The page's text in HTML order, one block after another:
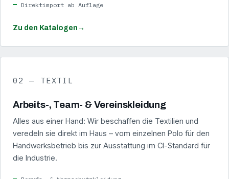
Direktimport ab Auflage
Zu den Katalogen →
02 — TEXTIL
Arbeits-, Team- & Vereinskleidung
Alles aus einer Hand: Wir beschaffen die Textilien und
veredeln sie direkt im Haus – vom einzelnen Polo für den
Handwerksbetrieb bis zur Ausstattung im CI-Standard für
die Industrie.